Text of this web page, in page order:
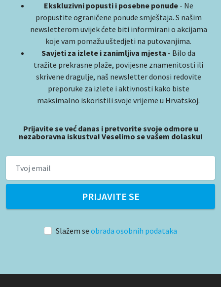
Ekskluzivni popusti i posebne ponude- Ne
propustite ograničene ponude smještaja. S našim
newsletterom uvijek ćete biti informirani o akcijama
koje vam pomažu uštedjeti na putovanjima.
Savjeti za izlete i zanimljiva mjesta - Bilo da
tražite prekrasne plaže, povijesne znamenitosti ili
skrivene dragulje, naš newsletter donosi redovite
preporuke za izlete i aktivnosti kako biste
maksimalno iskoristili svoje vrijeme u Hrvatskoj.
Prijavite se već danas i pretvorite svoje odmore u
nezaboravna iskustva! Veselimo se vašem dolasku!
PRIJAVITE SE
Slažem se obrada osobnih podataka